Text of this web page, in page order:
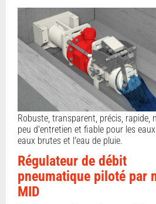
Robuste, transparent, précis, rapide,
peu d'entretien et fiable pour les
eaux brutes et l'eau de pluie.
Régulateur de débit
pneumatique piloté par
MID